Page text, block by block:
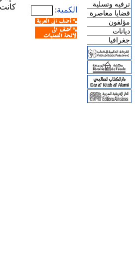
ترفيه وتسلية
قضايا معاصرة
مؤلفون
ديانات
جغرافيا
:الكمية